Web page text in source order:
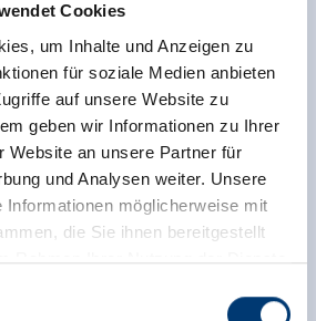
Cookies
um Inhalte und Anzeigen zu
für soziale Medien anbieten
auf unsere Website zu
geben wir Informationen zu Ihrer
Website an unsere Partner für
und Analysen weiter. Unsere
Informationen möglicherweise mit
die Sie ihnen bereitgestellt
Rahmen Ihrer Nutzung der Dienste